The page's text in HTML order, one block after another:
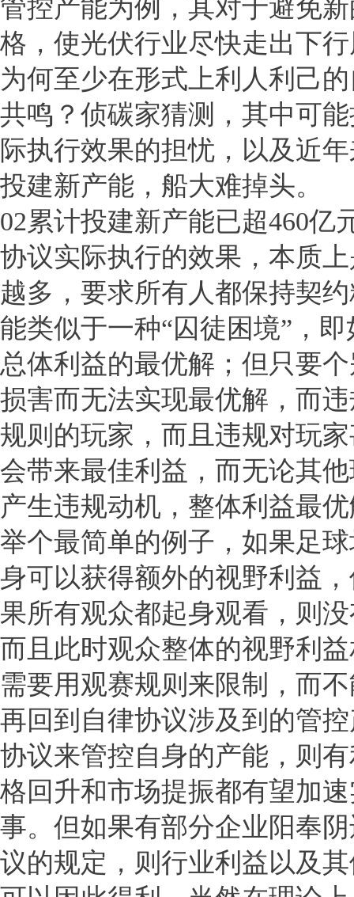
管控产能为例，其对于避免
格，使光伏行业尽快走出下
为何至少在形式上利人利己
共鸣？侦碳家猜测，其中可
际执行效果的担忧，以及近
投建新产能，船大难掉头。
02累计投建新产能已超460亿
协议实际执行的效果，本质
越多，要求所有人都保持契
能类似于一种“囚徒困境”，
总体利益的最优解；但只要
损害而无法实现最优解，而
规则的玩家，而且违规对玩
会带来最佳利益，而无论其
产生违规动机，整体利益最
举个最简单的例子，如果足
身可以获得额外的视野利益
果所有观众都起身观看，则
而且此时观众整体的视野利
需要用观赛规则来限制，而
再回到自律协议涉及到的管
协议来管控自身的产能，则
格回升和市场提振都有望加
事。但如果有部分企业阳奉
议的规定，则行业利益以及